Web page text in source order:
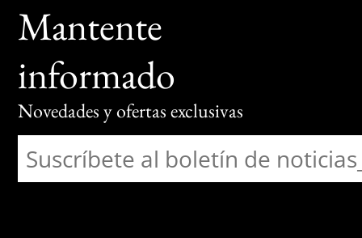
Mantente
informado
Novedades y ofertas exclusivas